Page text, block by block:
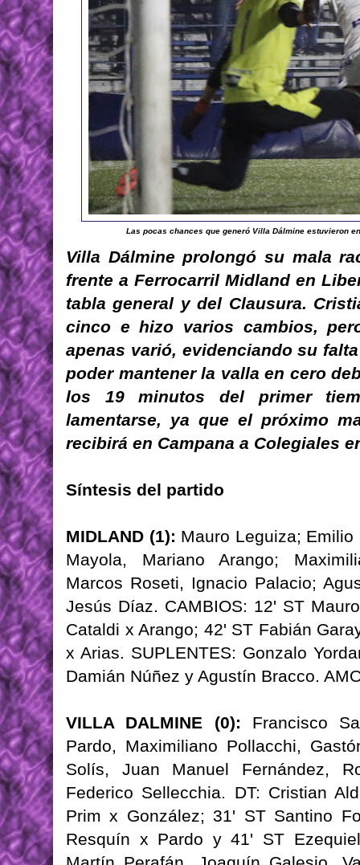
Las pocas chances que generó Villa Dálmine estuvieron
Villa Dálmine prolongó su mala
frente a Ferrocarril Midland en
tabla general y del Clausura.
cinco e hizo varios cambios,
apenas varió, evidenciando su
poder mantener la valla en cero
los 19 minutos del primer
lamentarse, ya que el próximo
recibirá en Campana a Colegiales
Síntesis del partido
MIDLAND (1): Mauro Leguiza;
Mayola, Mariano Arango;
Marcos Roseti, Ignacio Palacio;
Jesús Díaz. CAMBIOS: 12' ST
Cataldi x Arango; 42' ST Fabián
x Arias. SUPLENTES: Gonzalo
Damián Núñez y Agustín Bracco.
VILLA DALMINE (0): Francisco
Pardo, Maximiliano Pollacchi,
Solís, Juan Manuel Fernández,
Federico Sellecchia. DT: Cristian
Prim x González; 31' ST Santino
Resquín x Pardo y 41' ST